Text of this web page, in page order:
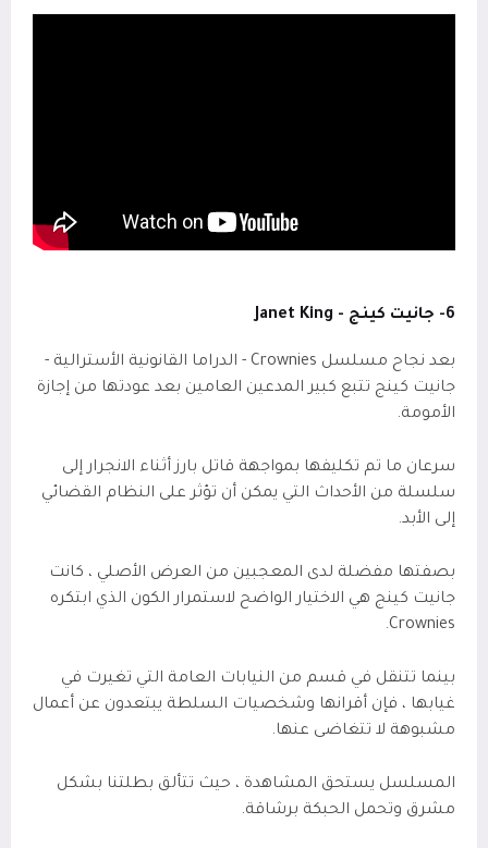
6- جانيت كينج - Janet King
بعد نجاح مسلسل Crownies - الدراما القانونية الأسترالية -
جانيت كينج تتبع كبير المدعين العامين بعد عودتها من إجازة
الأمومة.
سرعان ما تم تكليفها بمواجهة قاتل بارز أثناء الانجرار إلى
سلسلة من الأحداث التي يمكن أن تؤثر على النظام القضائي
إلى الأبد.
بصفتها مفضلة لدى المعجبين من العرض الأصلي ، كانت
جانيت كينج هي الاختيار الواضح لاستمرار الكون الذي ابتكره
Crownies
.
بينما تتنقل في قسم من النيابات العامة التي تغيرت في
غيابها ، فإن أقرانها وشخصيات السلطة يبتعدون عن أعمال
مشبوهة لا تتغاضى عنها.
المسلسل يستحق المشاهدة ، حيث تتألق بطلتنا بشكل
مشرق وتحمل الحبكة برشاقة.